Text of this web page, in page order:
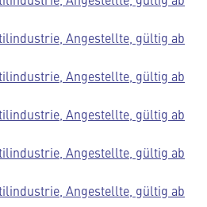
Angestellte, gültig ab
Angestellte, gültig ab
Angestellte, gültig ab
Angestellte, gültig ab
Angestellte, gültig ab